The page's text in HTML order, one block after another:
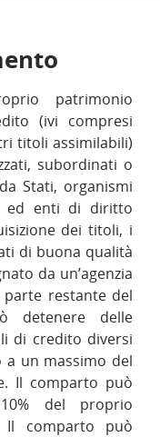
patrimonio
(ivi compresi
titoli assimilabili)
subordinati o
Stati, organismi
ed enti di diritto
dei titoli, i
di buona qualità
da un’agenzia
parte restante del
detenere delle
di credito diversi
un massimo del
Il comparto può
del proprio
Il comparto può